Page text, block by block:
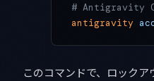
# Antigravity CLI
antigravity
このコマンドで、ロックア